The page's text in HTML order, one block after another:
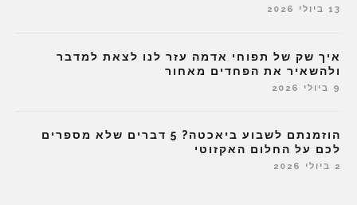
13 ביולי 2026
איך שק של תפוחי אדמה עזר לנו לצאת למדבר
ולהשאיר את הפחדים מאחור
9 ביולי 2026
הוזמנתם לשבוע ביאכטה? 5 דברים שלא מספרים
לכם על החלום האקזוטי
2 ביולי 2026